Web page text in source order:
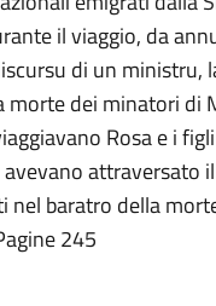
il viaggio, da
di un ministru,
morte dei minatori di
Rosa e i
attraversato
nel baratro della
245